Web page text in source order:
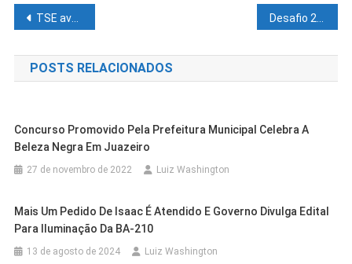
Navegação
de
Post
TSE avalia possibilidade de banimento do aplicativo Telegram Desafio 2050: tecnologia é principal aliada para o aumento da produção de carne
POSTS RELACIONADOS
Concurso Promovido Pela Prefeitura Municipal Celebra A
Beleza Negra Em Juazeiro
27 de novembro de 2022 Luiz Washington
Mais Um Pedido De Isaac É Atendido E Governo Divulga Edital
Para Iluminação Da BA-210
13 de agosto de 2024 Luiz Washington